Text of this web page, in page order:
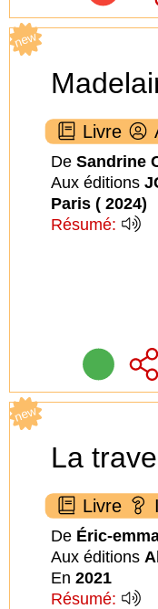
new
Livre
De Sandrine
Aux éditions
Paris ( 2024)
Résumé:
new
Livre
De Éric-
Aux éditions
En 2021
Résumé: